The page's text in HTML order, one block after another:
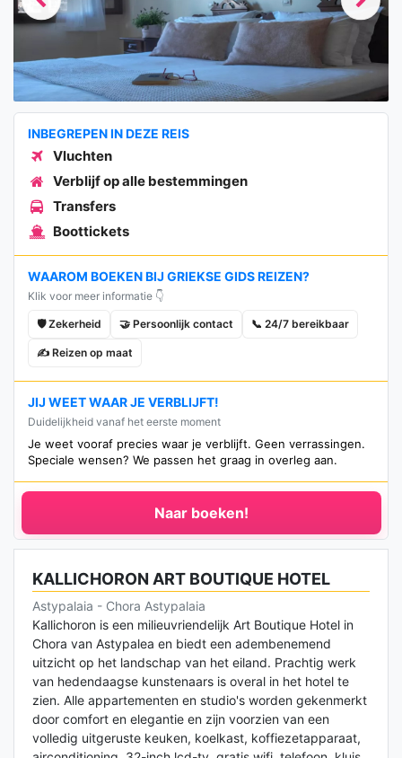
Previous Next
INBEGREPEN IN DEZE REIS
Vluchten
Verblijf op alle bestemmingen
Transfers
Boottickets
WAAROM BOEKEN BIJ GRIEKSE GIDS REIZEN?
Klik voor meer informatie 👇
🛡️ Zekerheid 🤝 Persoonlijk contact 📞 24/7 bereikbaar
✍️ Reizen op maat
JIJ WEET WAAR JE VERBLIJFT!
Duidelijkheid vanaf het eerste moment
Je weet vooraf precies waar je verblijft. Geen verrassingen.
Speciale wensen? We passen het graag in overleg aan.
Naar boeken!
KALLICHORON ART BOUTIQUE HOTEL
Astypalaia - Chora Astypalaia
Kallichoron is een milieuvriendelijk Art Boutique Hotel in
Chora van Astypalea en biedt een adembenemend
uitzicht op het landschap van het eiland. Prachtig werk
van hedendaagse kunstenaars is overal in het hotel te
zien. Alle appartementen en studio's worden gekenmerkt
door comfort en elegantie en zijn voorzien van een
volledig uitgeruste keuken, koelkast, koffiezetapparaat,